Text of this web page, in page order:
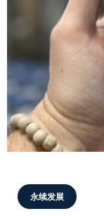
永续发展